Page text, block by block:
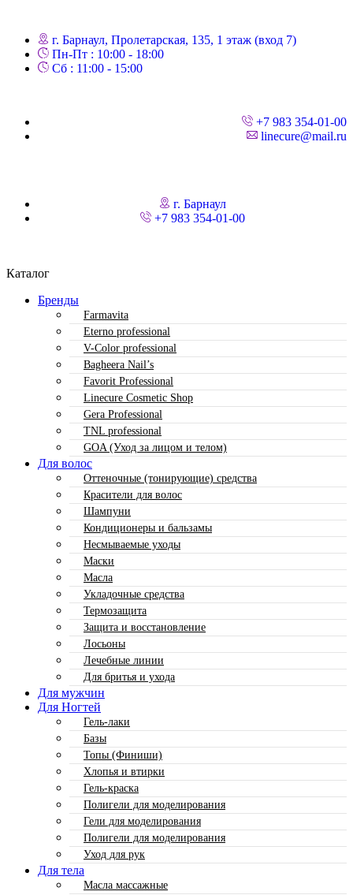
г. Барнаул, Пролетарская, 135,​ 1 этаж (вход 7)
Пн-Пт : 10:00 - 18:00
Сб : 11:00 - 15:00
+7 983 354-01-00
linecure@mail.ru
г. Барнаул
+7 983 354-01-00
Каталог
Бренды
Farmavita
Eterno professional
V-Color professional
Bagheera Nail’s
Favorit Professional
Linecure Cosmetic Shop
Gera Professional
TNL professional
GOA (Уход за лицом и телом)
Для волос
Оттеночные (тонирующие) средства
Красители для волос
Шампуни
Кондиционеры и бальзамы
Несмываемые уходы
Маски
Масла
Укладочные средства
Термозащита
Защита и восстановление
Лосьоны
Лечебные линии
Для бритья и ухода
Для мужчин
Для Ногтей
Гель-лаки
Базы
Топы (Финиши)
Хлопья и втирки
Гель-краска
Полигели для моделирования
Гели для моделирования
Полигели для моделирования
Уход для рук
Для тела
Масла массажные